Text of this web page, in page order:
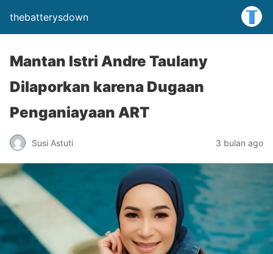
thebatterysdown
Mantan Istri Andre Taulany
Dilaporkan karena Dugaan
Penganiayaan ART
Susi Astuti 3 bulan ago